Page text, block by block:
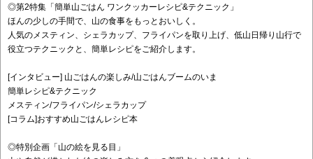
◎第2特集「簡単山ごはん ワンクッカーレシピ&テクニック」
ほんの少しの手間で、山の食事をもっとおいしく。
人気のメスティン、シェラカップ、フライパンを取り上げ、低山日帰り山行で
役立つテクニックと、簡単レシピをご紹介します。
[インタビュー] 山ごはんの楽しみ/山ごはんブームのいま
簡単レシピ&テクニック
メスティン/フライパン/シェラカップ
[コラム]おすすめ山ごはんレシピ本
◎特別企画「山の絵を見る目」